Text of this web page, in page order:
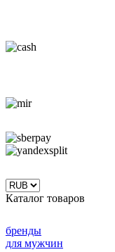
Каталог товаров
бренды
для мужчин